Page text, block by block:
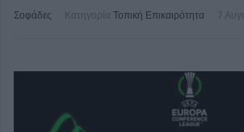
Σοφάδες Κατηγορία Τοπική Επικαιρότητα 7